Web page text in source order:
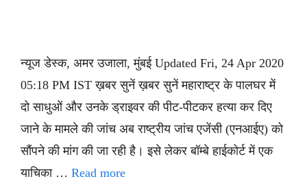
न्यूज डेस्क, अमर उजाला, मुंबई Updated Fri, 24 Apr 2020
05:18 PM IST ख़बर सुनें ख़बर सुनें महाराष्ट्र के पालघर में
दो साधुओं और उनके ड्राइवर की पीट-पीटकर हत्या कर दिए
जाने के मामले की जांच अब राष्ट्रीय जांच एजेंसी (एनआईए) को
सौंपने की मांग की जा रही है। इसे लेकर बॉम्बे हाईकोर्ट में एक
याचिका … Read more